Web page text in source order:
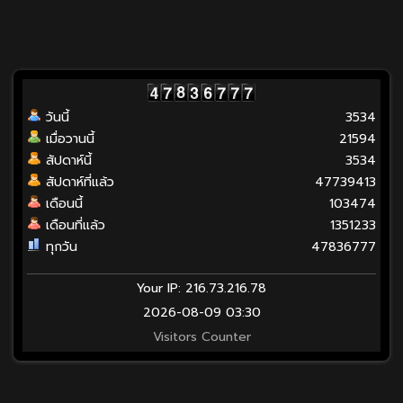
วันนี้
เมื่อวานนี้
สัปดาห์นี้
สัปดาห์ที่แล้ว
เดือนนี้
เดือนที่แล้ว
ทุกวัน
3534
21594
3534
47739413
103474
1351233
47836777
Your IP: 216.73.216.78
2026-08-09 03:30
Visitors Counter